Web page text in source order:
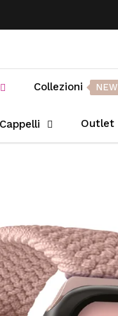
Collezioni NEW
Outlet